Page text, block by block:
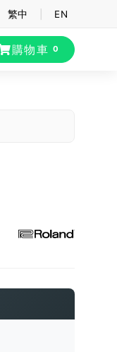
繁中 EN
購物車 0